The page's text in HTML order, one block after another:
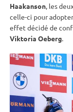
Haakanson, les
celle-ci pour
effet décidé de
Viktoria Oeberg.